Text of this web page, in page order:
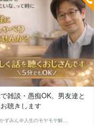
雑談・愚痴OK。男友達と
聴きします
かずみん＠人生のモヤモヤ解消アドバイザー